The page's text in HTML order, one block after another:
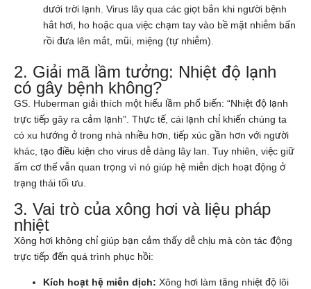
dưới trời lạnh. Virus lây qua các giọt bắn khi người bệnh
hắt hơi, ho hoặc qua việc chạm tay vào bề mặt nhiễm bẩn
rồi đưa lên mắt, mũi, miệng (tự nhiễm).
2. Giải mã lầm tưởng: Nhiệt độ lạnh
có gây bệnh không?
GS. Huberman giải thích một hiểu lầm phổ biến: “Nhiệt độ lạnh
trực tiếp gây ra cảm lạnh”. Thực tế, cái lạnh chỉ khiến chúng ta
có xu hướng ở trong nhà nhiều hơn, tiếp xúc gần hơn với người
khác, tạo điều kiện cho virus dễ dàng lây lan. Tuy nhiên, việc giữ
ấm cơ thể vẫn quan trọng vì nó giúp hệ miễn dịch hoạt động ở
trạng thái tối ưu.
3. Vai trò của xông hơi và liệu pháp
nhiệt
Xông hơi không chỉ giúp bạn cảm thấy dễ chịu mà còn tác động
trực tiếp đến quá trình phục hồi:
Kích hoạt hệ miễn dịch: Xông hơi làm tăng nhiệt độ lõi